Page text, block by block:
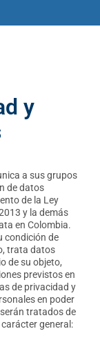
y
a sus grupos
de datos
de la Ley
y la demás
en Colombia.
condición de
trata datos
de su objeto,
previstos en
de privacidad y
en poder
serán tratados de
general: